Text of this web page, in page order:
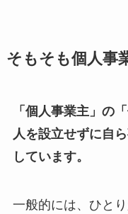
そもそも個人事
「個人事業主」の
人を設立せずに自
しています。
一般的には、ひと